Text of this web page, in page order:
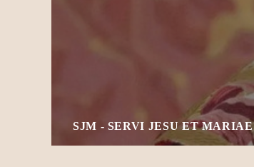
SJM - SERVI JESU ET MARIAE